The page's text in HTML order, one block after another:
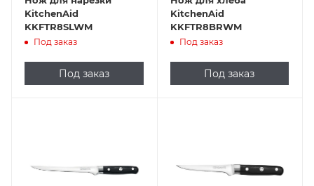
KitchenAid
KKFTR8SLWM
Под заказ
Под заказ
KitchenAid
KKFTR8BRWM
Под заказ
Под заказ